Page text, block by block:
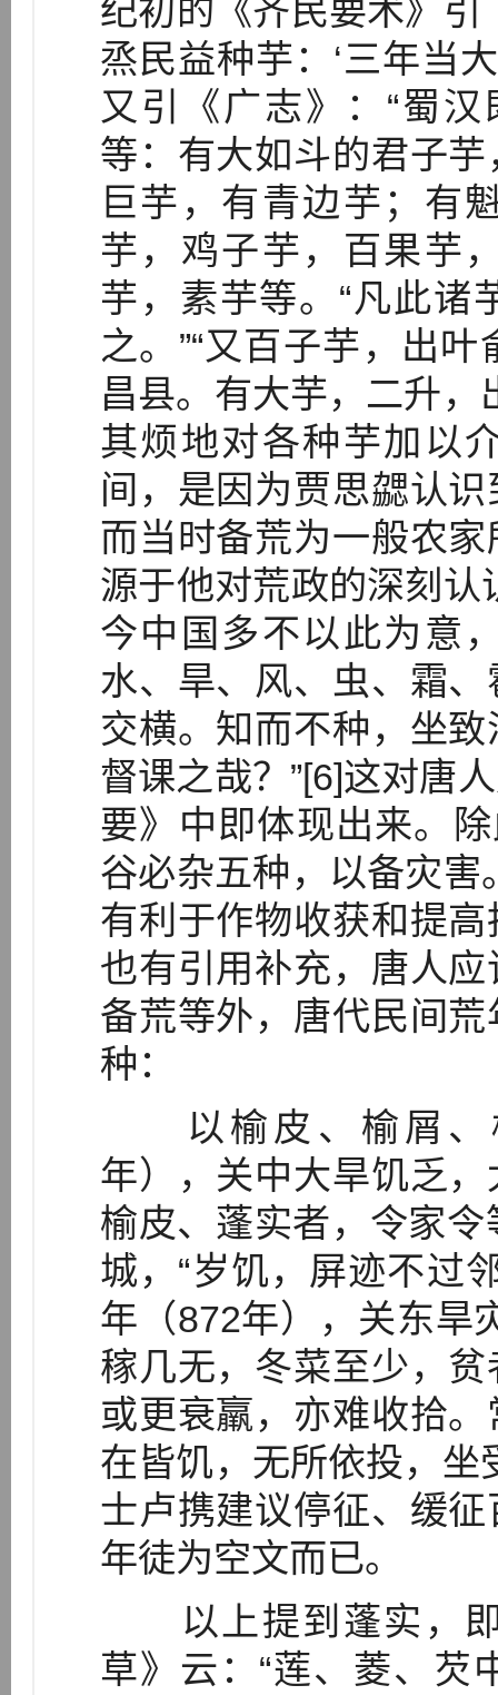
纪初的《齐民要术》引
烝民益种芋：‘三年当
又引《广志》：“蜀
等：有大如斗的君子
巨芋，有青边芋；有
芋，鸡子芋，百果芋
芋，素芋等。“凡此诸
之。”“又百子芋，出
昌县。有大芋，二升，
其烦地对各种芋加以
间，是因为贾思勰认
而当时备荒为一般农
源于他对荒政的深刻认
今中国多不以此为意
水、旱、风、虫、霜
交横。知而不种，坐
督课之哉？”[6]这对唐
要》中即体现出来。
谷必杂五种，以备灾害
有利于作物收获和提
也有引用补充，唐人
备荒等外，唐代民间
种：
以榆皮、榆屑、
年），关中大旱饥乏
榆皮、蓬实者，令家
城，“岁饥，屏迹不过
年（872年），关东旱
稼几无，冬菜至少，
或更衰羸，亦难收拾
在皆饥，无所依投，坐
士卢携建议停征、缓
年徒为空文而已。
以上提到蓬实，即
草》云：“莲、菱、芡